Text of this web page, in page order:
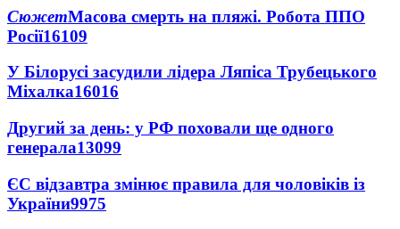
СюжетМасова смерть на пляжі. Робота ППО
Росії16109
У Білорусі засудили лідера Ляпіса Трубецького
Міхалка16016
Другий за день: у РФ поховали ще одного
генерала13099
ЄС відзавтра змінює правила для чоловіків із
України9975